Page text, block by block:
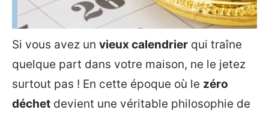
Si vous avez un vieux calendrier qui traîne
quelque part dans votre maison, ne le jetez
surtout pas ! En cette époque où le zéro
déchet devient une véritable philosophie de